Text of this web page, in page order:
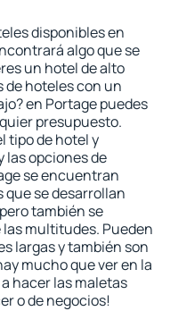
disponibles en
algo que se
un hotel de alto
de hoteles con un
en Portage puedes
presupuesto.
tipo de hotel y
las opciones de
se encuentran
que se desarrollan
también se
multitudes. Pueden
largas y también son
mucho que ver en la
hacer las maletas
o de negocios!